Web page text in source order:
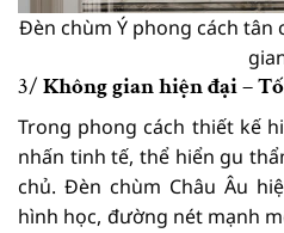
Đèn chùm Ý phong cách tân
3/ Không gian hiện đại –
Trong phong cách thiết kế
nhấn tinh tế, thể hiển gu
chủ. Đèn chùm Châu Âu
hình học, đường nét mạnh